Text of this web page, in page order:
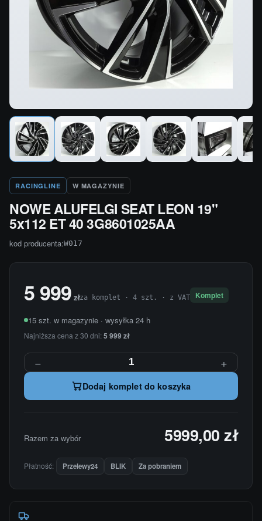
RACINGLINE W MAGAZYNIE
NOWE ALUFELGI SEAT LEON 19"
5x112 ET 40 3G8601025AA
kod producenta:W017
5 999 złza komplet · 4 szt. · z VAT Komplet
15 szt. w magazynie · wysyłka 24 h
Najniższa cena z 30 dni:5 999 zł
− +
Dodaj komplet do koszyka
Razem za wybór 5999,00 zł
Płatność: Przelewy24 BLIK Za pobraniem